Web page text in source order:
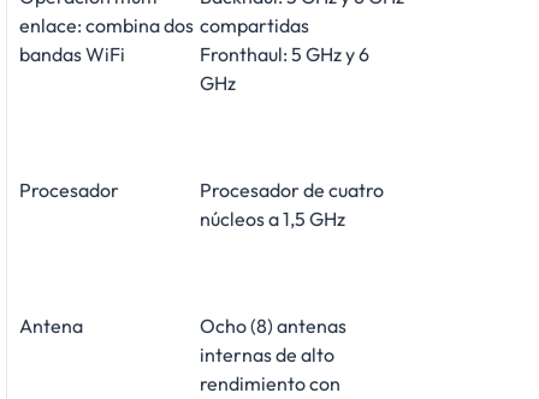
enlace: combina dos
bandas WiFi
compartidas
Fronthaul: 5 GHz y 6
GHz
Procesador
Procesador de cuatro
núcleos a 1,5 GHz
Antena
Ocho (8) antenas
internas de alto
rendimiento con